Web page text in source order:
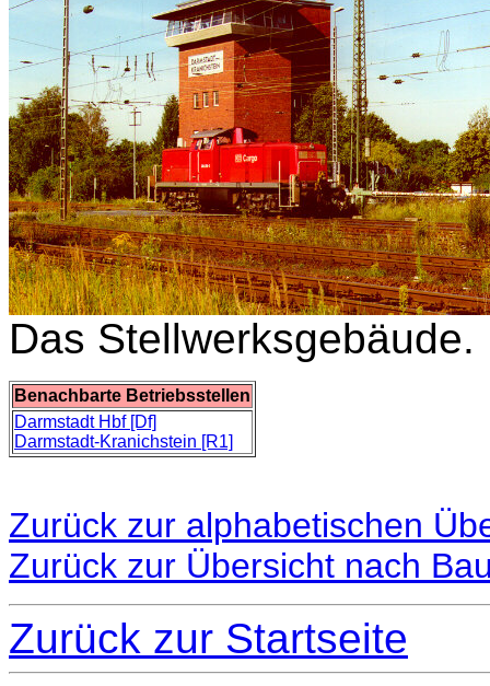
Das Stellwerksgebäude.
Benachbarte Betriebsstellen
Darmstadt Hbf [Df]
Darmstadt-Kranichstein [R1]
Zurück zur alphabetischen
Zurück zur Übersicht nach
Zurück zur Startseite